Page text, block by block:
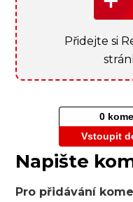
Přidejte si
0
Vstoupit
Napište
Pro přidávání